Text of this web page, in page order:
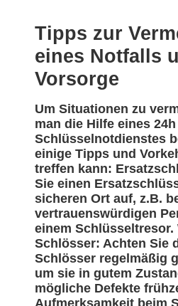
Tipps zur
eines Notfalls
Vorsorge
Um Situationen zu
man die Hilfe eines 24h
Schlüsselnotdienstes
einige Tipps und
treffen kann:
Sie einen
sicheren Ort auf, z.B.
vertrauenswürdigen
einem Schlüsseltresor.
Schlösser: Achten Sie
Schlösser regelmäßig
um sie in gutem
mögliche Defekte